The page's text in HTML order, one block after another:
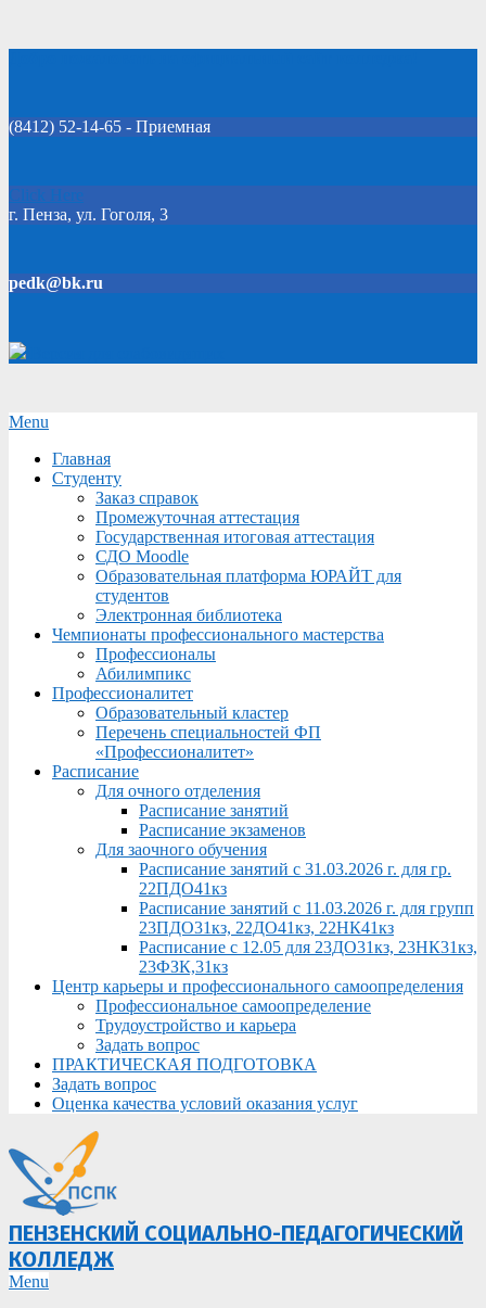
(8412) 52-14-65 - Приемная
Click Here
г. Пенза, ул. Гоголя, 3
pedk@bk.ru
Secondary
Menu
Menu
Главная
Студенту
Заказ справок
Промежуточная аттестация
Государственная итоговая аттестация
СДО Moodle
Образовательная платформа ЮРАЙТ для
студентов
Электронная библиотека
Чемпионаты профессионального мастерства
Профессионалы
Абилимпикс
Профессионалитет
Образовательный кластер
Перечень специальностей ФП
«Профессионалитет»
Расписание
Для очного отделения
Расписание занятий
Расписание экзаменов
Для заочного обучения
Расписание занятий с 31.03.2026 г. для гр.
22ПДО41кз
Расписание занятий с 11.03.2026 г. для групп
23ПДО31кз, 22ДО41кз, 22НК41кз
Расписание с 12.05 для 23ДО31кз, 23НК31кз,
23ФЗК,31кз
Центр карьеры и профессионального самоопределения
Профессиональное самоопределение
Трудоустройство и карьера
Задать вопрос
ПРАКТИЧЕСКАЯ ПОДГОТОВКА
Задать вопрос
Оценка качества условий оказания услуг
ПЕНЗЕНСКИЙ СОЦИАЛЬНО-ПЕДАГОГИЧЕСКИЙ
КОЛЛЕДЖ
Primary
Menu